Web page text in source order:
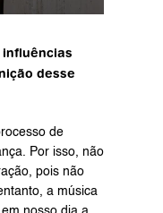
desse
de
Por isso, não
pois não
a música